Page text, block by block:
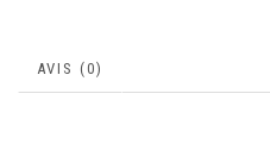
AVIS (0)